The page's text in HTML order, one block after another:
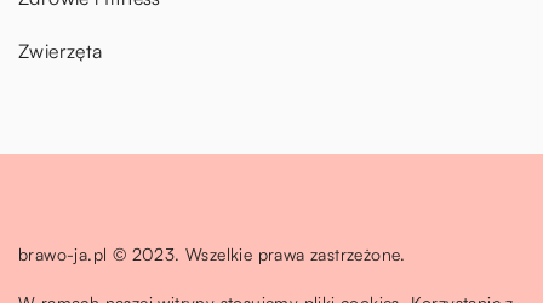
Zwierzęta
brawo-ja.pl © 2023. Wszelkie prawa zastrzeżone.